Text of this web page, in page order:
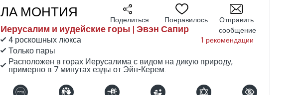
ЛА МОНТИЯ
Иерусалим и иудейские горы | Эвэн Сапир
1 рекомендации
4 роскошных люкса
Только пары
Расположен в горах Иерусалима с видом на дикую природу,
примерно в 7 минутах езды от Эйн-Керем.
Поделиться Понравилось
Отправить
сообщение